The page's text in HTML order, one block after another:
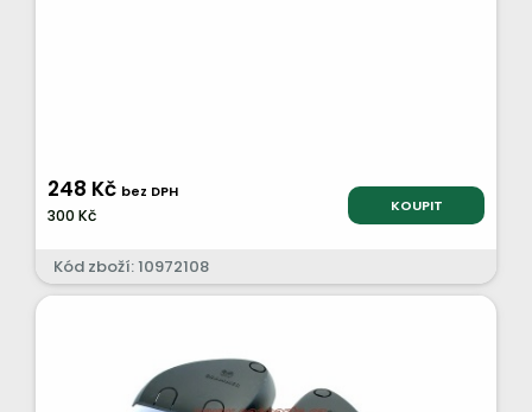
248 Kč bez DPH
300 Kč KOUPIT
Kód zboží: 10972108